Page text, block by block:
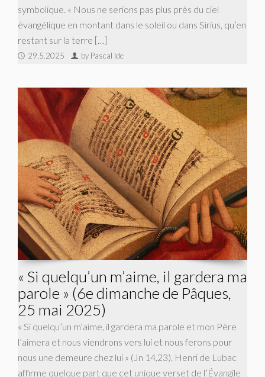
symbolique. « Nous ne serions pas plus près du ciel
évangélique en montant dans le soleil ou dans Sirius, qu’en
restant sur la terre […]
29.5.2025 by Pascal Ide
« Si quelqu’un m’aime, il gardera ma
parole » (6e dimanche de Pâques,
25 mai 2025)
« Si quelqu’un m’aime, il gardera ma parole et mon Père
l’aimera et nous viendrons vers lui et nous ferons pour
nous une demeure chez lui » (Jn 14,23). Henri de Lubac
affirme quelque part que cet unique verset de l’Évangile